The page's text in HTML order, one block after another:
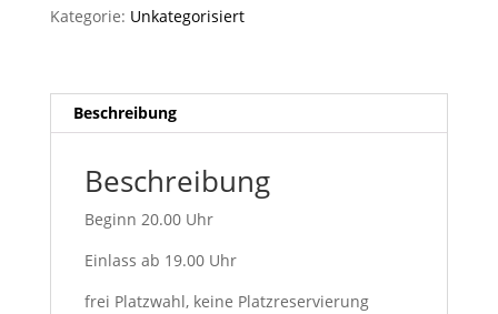
Magdalena-
Fulkum
Menge
Kategorie: Unkategorisiert
Beschreibung
Beschreibung
Beginn 20.00 Uhr
Einlass ab 19.00 Uhr
frei Platzwahl, keine Platzreservierung